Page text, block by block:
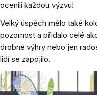
ocenili každou výzvu!
Velký úspěch mělo také
pozornost a přidalo celé
drobné výhry nebo jen
lidí se zapojilo.